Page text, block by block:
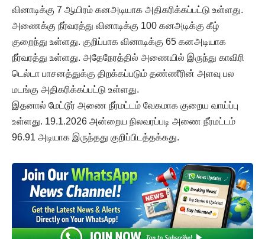
வினாடிக்கு 7 ஆயிரம் கனஅடியாக அதிகரிக்கப்பட்டு உள்ளது.
அணைக்கு நீர்வரத்து வினாடிக்கு 100 கனஅடிக்கு கீழ்
குறைந்து உள்ளது. குறிப்பாக வினாடிக்கு 65 கனஅடியாக
நீர்வரத்து உள்ளது. அதேநேரத்தில் அணையில் இருந்து காவிரி
டெல்டா பாசனத்துக்கு திறக்கப்படும் தண்ணீரின் அளவு பல
மடங்கு அதிகரிக்கப்பட்டு உள்ளது.
இதனால் மேட்டூர் அணை நீர்மட்டம் வேகமாக குறைய வாய்ப்பு
உள்ளது. 19.1.2026 அன்றைய நிலவரப்படி அணை நீர்மட்டம்
96.91 அடியாக இருந்தது குறிப்பிடத்தக்கது.